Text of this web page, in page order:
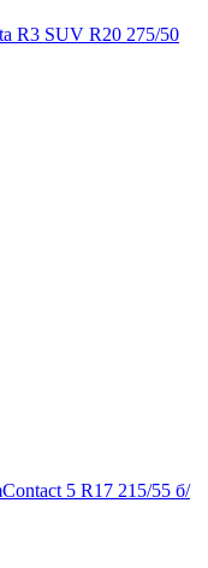
R3 SUV R20 275/50
5 R17 215/55 б/